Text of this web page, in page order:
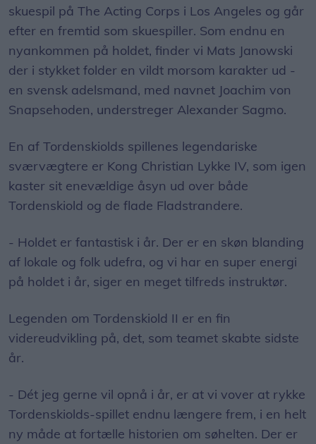
skuespil på The Acting Corps i Los Angeles og går
efter en fremtid som skuespiller. Som endnu en
nyankommen på holdet, finder vi Mats Janowski
der i stykket folder en vildt morsom karakter ud -
en svensk adelsmand, med navnet Joachim von
Snapsehoden, understreger Alexander Sagmo.
En af Tordenskiolds spillenes legendariske
sværvægtere er Kong Christian Lykke IV, som igen
kaster sit enevældige åsyn ud over både
Tordenskiold og de flade Fladstrandere.
- Holdet er fantastisk i år. Der er en skøn blanding
af lokale og folk udefra, og vi har en super energi
på holdet i år, siger en meget tilfreds instruktør.
Legenden om Tordenskiold II er en fin
videreudvikling på, det, som teamet skabte sidste
år.
- Dét jeg gerne vil opnå i år, er at vi vover at rykke
Tordenskiolds-spillet endnu længere frem, i en helt
ny måde at fortælle historien om søhelten. Der er